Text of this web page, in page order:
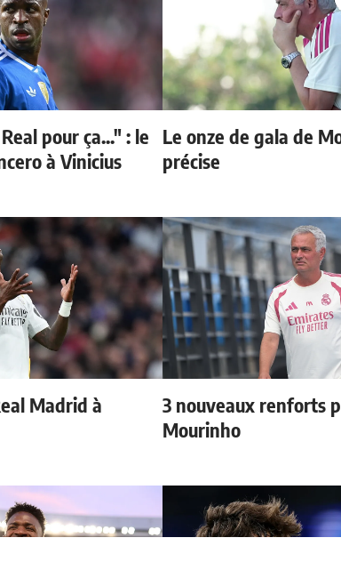
pour ça..." : le
à Vinicius
Le onze de gala de
précise
Madrid à
3 nouveaux renforts
Mourinho